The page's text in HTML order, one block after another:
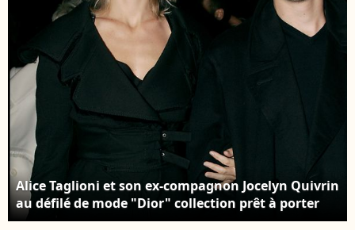
Alice Taglioni et son ex-compagnon Jocelyn Quivrin
au défilé de mode "Dior" collection prêt à porter
printemps-été 2006 au Grand Palais à Paris.